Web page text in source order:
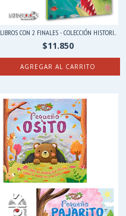
LIBROS CON 2 FINALES - COLECCIÓN HISTORI...
$11.850
AGREGAR AL CARRITO